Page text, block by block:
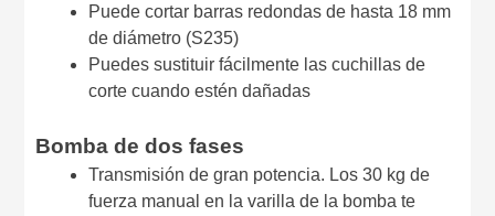
Puede cortar barras redondas de hasta 18 mm
de diámetro (S235)
Puedes sustituir fácilmente las cuchillas de
corte cuando estén dañadas
Bomba de dos fases
Transmisión de gran potencia. Los 30 kg de
fuerza manual en la varilla de la bomba te